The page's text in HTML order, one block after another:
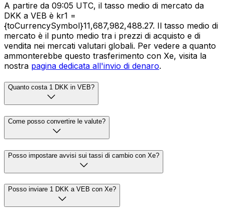
A partire da 09:05 UTC, il tasso medio di mercato da
DKK a VEB è kr1 =
{toCurrencySymbol}11,687,982,488.27. Il tasso medio di
mercato è il punto medio tra i prezzi di acquisto e di
vendita nei mercati valutari globali. Per vedere a quanto
ammonterebbe questo trasferimento con Xe, visita la
nostra pagina dedicata all'invio di denaro.
Quanto costa 1 DKK in VEB?
Come posso convertire le valute?
Posso impostare avvisi sui tassi di cambio con Xe?
Posso inviare 1 DKK a VEB con Xe?